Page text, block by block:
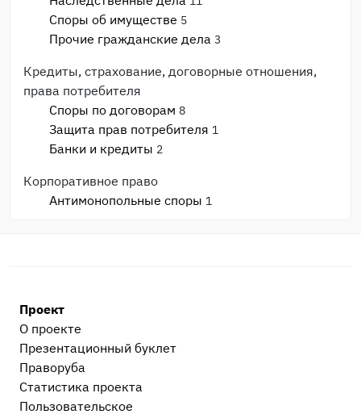
Споры об имуществе 5
Прочие гражданские дела 3
Кредиты, страхование, договорные отношения,
права потребителя
Споры по договорам 8
Защита прав потребителя 1
Банки и кредиты 2
Корпоративное право
Антимонопольные споры 1
Административные дела
Прочие административные дела
Процессуальные вопросы и документы
Уголовный процесс
Проект
О проекте
Презентационный букл​ет
Праворуба
Статистика проекта
Пользовательское